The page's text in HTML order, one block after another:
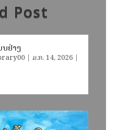
Post
ບຢ່າງ
| ມ.ກ. 14, 2026|